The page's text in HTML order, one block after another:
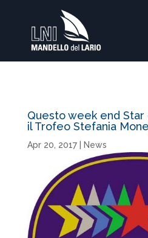
Questo week end
il Trofeo Stefania
Apr 20, 2017| News